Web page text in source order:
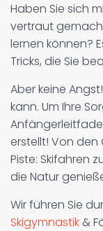
Haben Sie sich
vertraut
lernen können?
Tricks, die Sie
Aber keine
kann. Um Ihre
erstellt! Von den
Piste: Skifahren
die Natur
Wir führen Sie
Skigymnastik &